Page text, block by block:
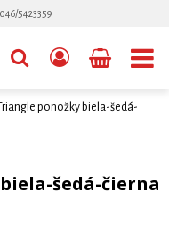
046/5423359
ponožky biela-šedá-
šedá-čierna